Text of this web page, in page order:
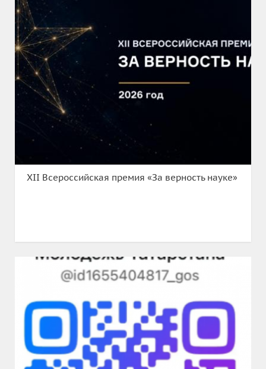
XII Всероссийская премия «За верность науке»